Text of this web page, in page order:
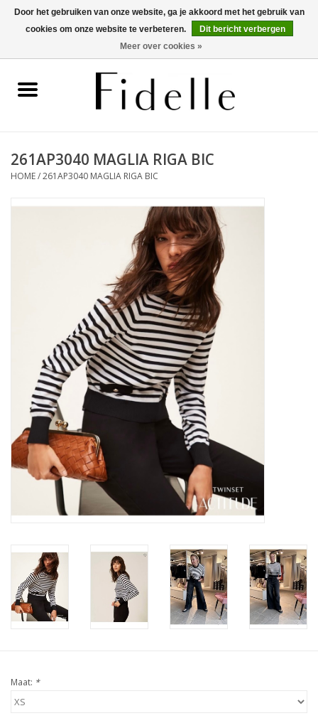
0 Artikelen - €0,00
261AP3040 MAGLIA RIGA BIC
HOME/261AP3040 MAGLIA RIGA BIC
Maat: *
Door het gebruiken van onze website, ga je akkoord met het gebruik van
cookies om onze website te verbeteren.
Dit bericht verbergen
Meer over cookies »